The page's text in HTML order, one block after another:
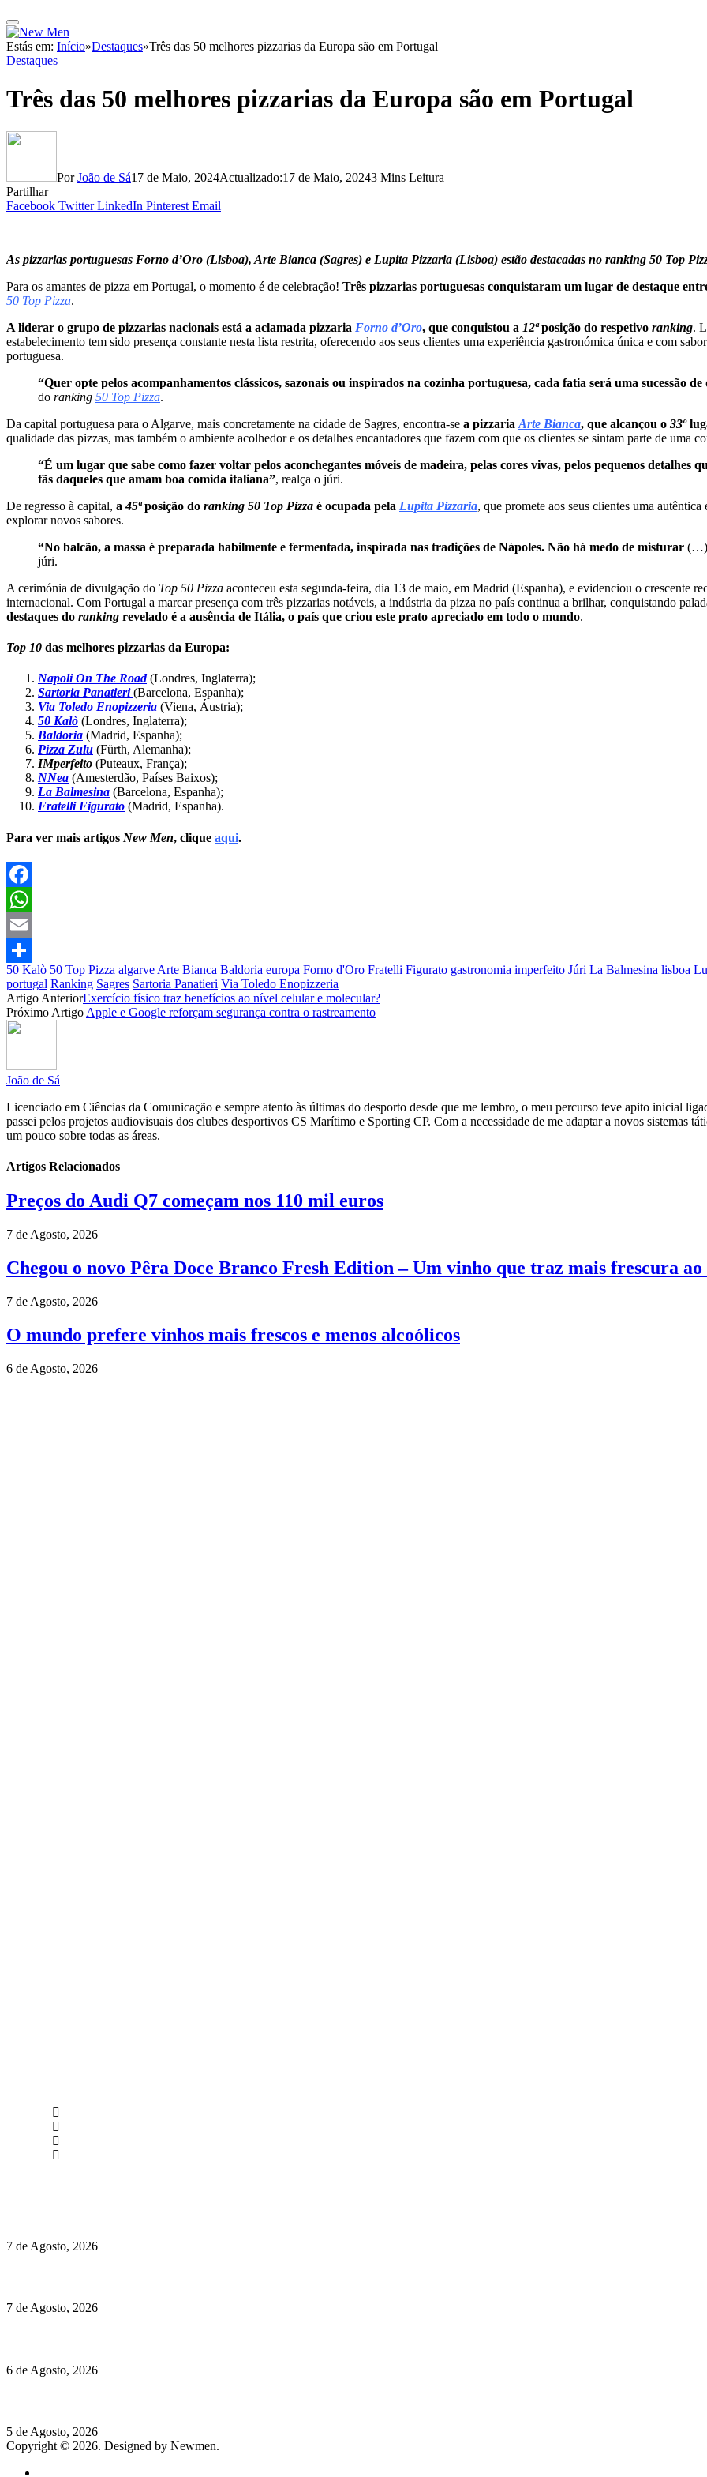
Estás em: Início»Destaques»Três das 50 melhores pizzarias da Europa são em Portugal
Destaques
Três das 50 melhores pizzarias da Europa são em Portugal
Por João de Sá17 de Maio, 2024Actualizado:17 de Maio, 20243 Mins Leitura
Partilhar
Facebook Twitter LinkedIn Pinterest Email
As pizzarias portuguesas Forno d’Oro (Lisboa), Arte Bianca (Sagres) e Lupita Pizzaria (Lisboa) estão destacadas no ranking 50 Top
Para os amantes de pizza em Portugal, o momento é de celebração! Três pizzarias portuguesas conquistaram um lugar de destaque
50 Top Pizza.
A liderar o grupo de pizzarias nacionais está a aclamada pizzaria Forno d’Oro, que conquistou a 12ªposição do respetivo ranking.
estabelecimento tem sido presença constante nesta lista restrita, oferecendo aos seus clientes uma experiência gastronómica única e com
portuguesa.
“Quer opte pelos acompanhamentos clássicos, sazonais ou inspirados na cozinha portuguesa, cada fatia será uma sucessão
do ranking 50 Top Pizza.
Da capital portuguesa para o Algarve, mais concretamente na cidade de Sagres, encontra-se a pizzaria Arte Bianca, que alcançou o 33º
qualidade das pizzas, mas também o ambiente acolhedor e os detalhes encantadores que fazem com que os clientes se sintam parte de uma
“É um lugar que sabe como fazer voltar pelos aconchegantes móveis de madeira, pelas cores vivas, pelos pequenos detalhes
fãs daqueles que amam boa comida italiana”, realça o júri.
De regresso à capital, a45ªposição do ranking 50 Top Pizza é ocupada pela Lupita Pizzaria, que promete aos seus clientes uma
explorar novos sabores.
“No balcão, a massa é preparada habilmente e fermentada, inspirada nas tradições de Nápoles. Não há medo de misturar (…)
júri.
A cerimónia de divulgação do Top 50 Pizza aconteceu esta segunda-feira, dia 13 de maio, em Madrid (Espanha), e evidenciou o crescente
internacional. Com Portugal a marcar presença com três pizzarias notáveis, a indústria da pizza no país continua a brilhar, conquistando
destaques do ranking revelado é a ausência de Itália, o país que criou este prato apreciado em todo o mundo.
Top 10 das melhores pizzarias da Europa:
Napoli On The Road(Londres, Inglaterra);
Sartoria Panatieri (Barcelona, Espanha);
Via Toledo Enopizzeria (Viena, Áustria);
50 Kalò (Londres, Inglaterra);
Baldoria (Madrid, Espanha);
Pizza Zulu (Fürth, Alemanha);
IMperfeito (Puteaux, França);
NNea (Amesterdão, Países Baixos);
La Balmesina (Barcelona, Espanha);
Fratelli Figurato (Madrid, Espanha).
Para ver mais artigos New Men, clique aqui.
Facebook
WhatsApp
Email
Partilhar
50 Kalò 50 Top Pizza algarve Arte Bianca Baldoria europa Forno d'Oro Fratelli Figurato gastronomia imperfeito Júri La Balmesina lisboa
portugal Ranking Sagres Sartoria Panatieri Via Toledo Enopizzeria
Artigo AnteriorExercício físico traz benefícios ao nível celular e molecular?
Próximo Artigo Apple e Google reforçam segurança contra o rastreamento
João de Sá
Licenciado em Ciências da Comunicação e sempre atento às últimas do desporto desde que me lembro, o meu percurso teve apito inicial
passei pelos projetos audiovisuais dos clubes desportivos CS Marítimo e Sporting CP. Com a necessidade de me adaptar a novos sistemas
um pouco sobre todas as áreas.
Artigos Relacionados
Preços do Audi Q7 começam nos 110 mil euros
7 de Agosto, 2026
Chegou o novo Pêra Doce Branco Fresh Edition – Um vinho que traz mais frescura ao
7 de Agosto, 2026
O mundo prefere vinhos mais frescos e menos alcoólicos
6 de Agosto, 2026
7 de Agosto, 2026
7 de Agosto, 2026
6 de Agosto, 2026
5 de Agosto, 2026
Copyright © 2026. Designed by Newmen.